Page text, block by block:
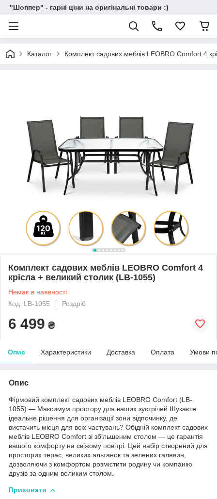
"Шоппер" - гарні ціни на оригінальні товари :)
Каталог Комплект садових меблів LEOBRO Comfort 4
Комплект садових меблів LEOBRO Comfort 4
крісла + великий столик (LB-1055)
Немає в наявності
Код: LB-1055
Роздріб
6 499 ₴
Опис Характеристики Доставка Оплата Умови
Опис
Фірмовий комплект садових меблів LEOBRO Comfort (LB-
1055) — Максимум простору для ваших зустрічей Шукаєте
ідеальне рішення для організації зони відпочинку, де
вистачить місця для всіх частувань? Обідній комплект садових
меблів LEOBRO Comfort зі збільшеним столом — це гарантія
вашого комфорту на свіжому повітрі. Цей набір створений для
просторих терас, великих альтанок та зелених галявин,
дозволяючи з комфортом розмістити родину чи компанію
друзів за одним великим столом.
Приховати